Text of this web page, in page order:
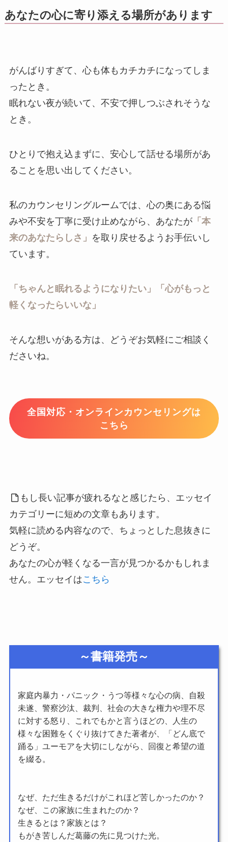
あなたの心に寄り添える場所があります
がんばりすぎて、心も体もカチカチになってしま
ったとき。
眠れない夜が続いて、不安で押しつぶされそうな
とき。
ひとりで抱え込まずに、安心して話せる場所があ
ることを思い出してください。
私のカウンセリングルームでは、心の奥にある悩
みや不安を丁寧に受け止めながら、あなたが「本
来のあなたらしさ」 を取り戻せるようお手伝いし
ています。
「ちゃんと眠れるようになりたい」「心がもっと
軽くなったらいいな」
そんな想いがある方は、どうぞお気軽にご相談く
ださいね。
全国対応・オンラインカウンセリングは
こちら
もし長い記事が疲れるなと感じたら、エッセイ
カテゴリーに短めの文章もあります。
気軽に読める内容なので、ちょっとした息抜きに
どうぞ。
あなたの心が軽くなる一言が見つかるかもしれま
せん。エッセイはこちら
～書籍発売～
家庭内暴力・パニック・うつ等様々な心の病、自殺
未遂、警察沙汰、裁判、社会の大きな権力や理不尽
に対する怒り、これでもかと言うほどの、人生の
様々な困難をくぐり抜けてきた著者が、「どん底で
踊る」ユーモアを大切にしながら、回復と希望の道
を綴る。
なぜ、ただ生きるだけがこれほど苦しかったのか？
なぜ、この家族に生まれたのか？
生きるとは？家族とは？
もがき苦しんだ葛藤の先に見つけた光。